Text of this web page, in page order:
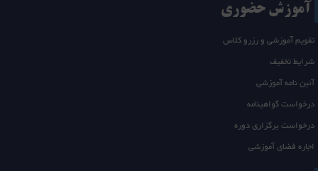
آموزش حضوری
تقویم آموزشی و رزرو کلاس
شرایط تخفیف
آئین نامه آموزشی
درخواست گواهینامه
درخواست برگزاری دوره
اجاره فضای آموزشی